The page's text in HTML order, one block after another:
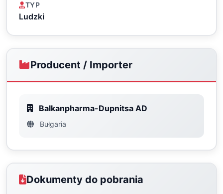
TYP
Ludzki
Producent / Importer
Balkanpharma-Dupnitsa AD
Bułgaria
Dokumenty do pobrania